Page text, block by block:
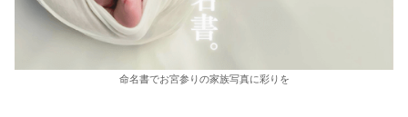
命名書でお宮参りの家族写真に彩りを